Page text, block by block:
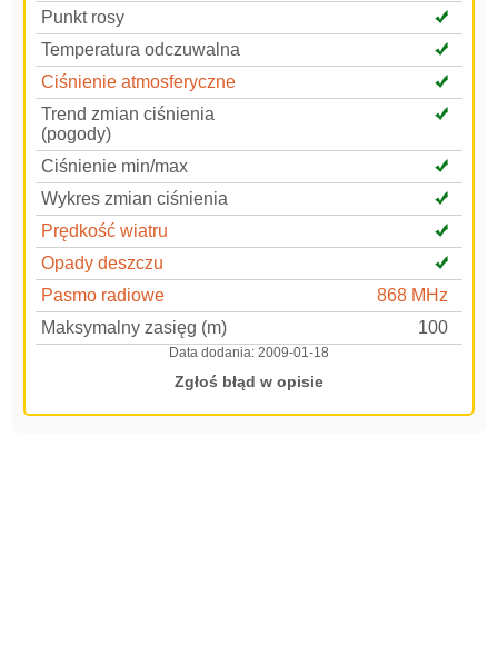
Punkt rosy
Temperatura odczuwalna
Ciśnienie atmosferyczne
Trend zmian ciśnienia
(pogody)
Ciśnienie min/max
Wykres zmian ciśnienia
Prędkość wiatru
Opady deszczu
Pasmo radiowe
868 MHz
Maksymalny zasięg (m)
100
Data dodania: 2009-01-18
Zgłoś błąd w opisie